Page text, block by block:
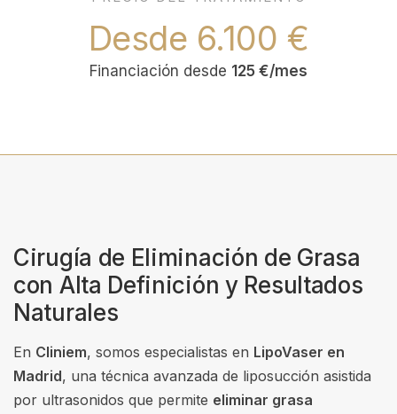
Desde 6.100 €
Financiación desde 125 €/mes
Cirugía de Eliminación de Grasa
con Alta Definición y Resultados
Naturales
En Cliniem, somos especialistas en LipoVaser en
Madrid, una técnica avanzada de liposucción asistida
por ultrasonidos que permite eliminar grasa